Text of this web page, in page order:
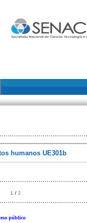
1 / 2
público